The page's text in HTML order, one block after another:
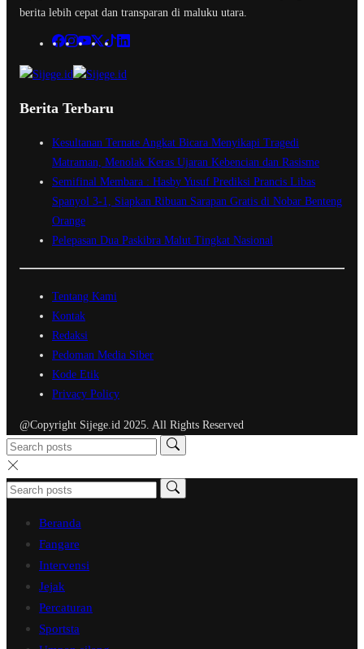
berita lebih cepat dan transparan di maluku utara.
Berita Terbaru
Kesultanan Ternate Angkat Bicara Menyikapi Tragedi
Matraman, Menolak Keras Ujaran Kebencian dan Rasisme
Semifinal Membara : Hasby Yusuf Prediksi Prancis Libas
Spanyol 3-1, Siapkan Ribuan Sarapan Gratis di Nobar Benteng
Orange
Pelepasan Dua Paskibra Malut Tingkat Nasional
Tentang Kami
Kontak
Redaksi
Pedoman Media Siber
Kode Etik
Privacy Policy
@Copyright Sijege.id 2025. All Rights Reserved
Beranda
Fangare
Intervensi
Jejak
Percaturan
Sportsta